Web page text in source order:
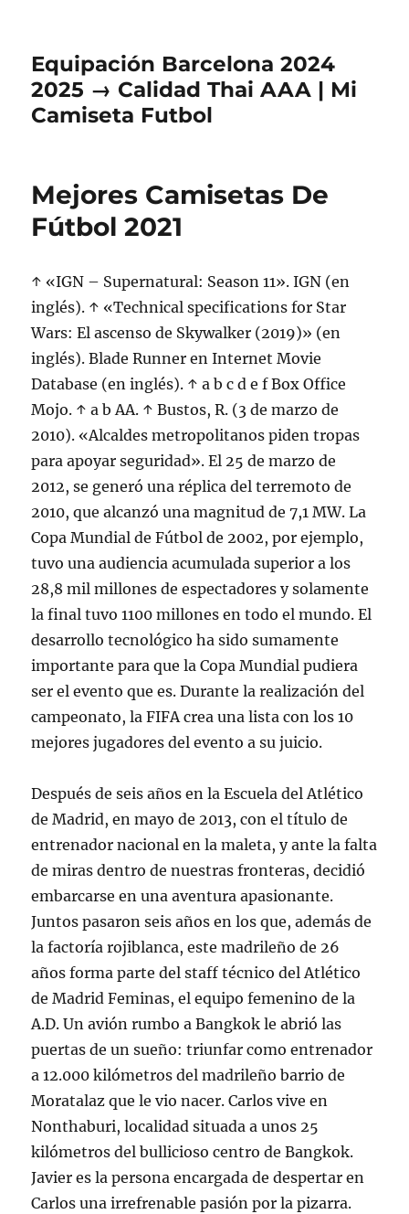
Equipación Barcelona 2024
2025 → Calidad Thai AAA | Mi
Camiseta Futbol
Mejores Camisetas De
Fútbol 2021
↑ «IGN – Supernatural: Season 11». IGN (en
inglés). ↑ «Technical specifications for Star
Wars: El ascenso de Skywalker (2019)» (en
inglés). Blade Runner en Internet Movie
Database (en inglés). ↑ a b c d e f Box Office
Mojo. ↑ a b AA. ↑ Bustos, R. (3 de marzo de
2010). «Alcaldes metropolitanos piden tropas
para apoyar seguridad». El 25 de marzo de
2012, se generó una réplica del terremoto de
2010, que alcanzó una magnitud de 7,1 MW. La
Copa Mundial de Fútbol de 2002, por ejemplo,
tuvo una audiencia acumulada superior a los
28,8 mil millones de espectadores y solamente
la final tuvo 1100 millones en todo el mundo. El
desarrollo tecnológico ha sido sumamente
importante para que la Copa Mundial pudiera
ser el evento que es. Durante la realización del
campeonato, la FIFA crea una lista con los 10
mejores jugadores del evento a su juicio.
Después de seis años en la Escuela del Atlético
de Madrid, en mayo de 2013, con el título de
entrenador nacional en la maleta, y ante la falta
de miras dentro de nuestras fronteras, decidió
embarcarse en una aventura apasionante.
Juntos pasaron seis años en los que, además de
la factoría rojiblanca, este madrileño de 26
años forma parte del staff técnico del Atlético
de Madrid Feminas, el equipo femenino de la
A.D. Un avión rumbo a Bangkok le abrió las
puertas de un sueño: triunfar como entrenador
a 12.000 kilómetros del madrileño barrio de
Moratalaz que le vio nacer. Carlos vive en
Nonthaburi, localidad situada a unos 25
kilómetros del bullicioso centro de Bangkok.
Javier es la persona encargada de despertar en
Carlos una irrefrenable pasión por la pizarra.